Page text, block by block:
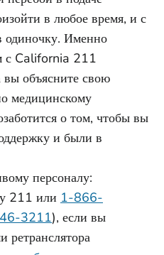
в любое время, и с
одиночку. Именно
с California 211
объясните свою
медицинскому
о том, чтобы вы
и были в
персоналу:
211 или 1-866-
3211), если вы
ретранслятора